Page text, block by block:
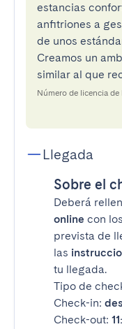
estancias
anfitriones a
de unos
Creamos un
similar al que
Número de licencia
Llegada
Sobre el
Deberá
online con
prevista de
las
tu llegada.
Tipo de
Check-in:
Check-out: